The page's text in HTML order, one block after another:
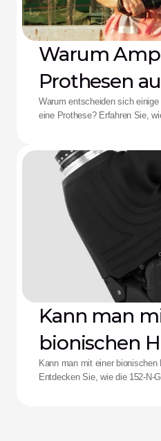
Warum
Prothesen
Aether-
Warum entscheiden sich
eine Prothese? Erfahren Sie,
Kann man
bionischen
treiben?
Kann man mit einer bionischen
Entdecken Sie, wie die 152-N-